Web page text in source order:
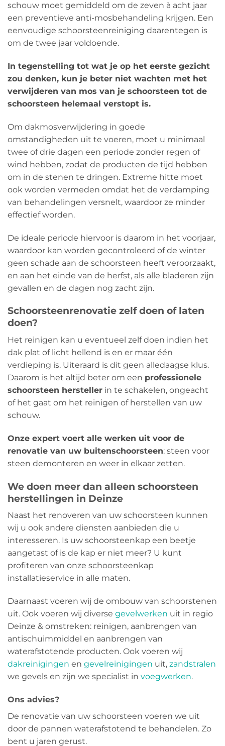
schouw moet gemiddeld om de zeven à acht jaar
een preventieve anti-mosbehandeling krijgen. Een
eenvoudige schoorsteenreiniging daarentegen is
om de twee jaar voldoende.
In tegenstelling tot wat je op het eerste gezicht
zou denken, kun je beter niet wachten met het
verwijderen van mos van je schoorsteen tot de
schoorsteen helemaal verstopt is.
Om dakmosverwijdering in goede
omstandigheden uit te voeren, moet u minimaal
twee of drie dagen een periode zonder regen of
wind hebben, zodat de producten de tijd hebben
om in de stenen te dringen. Extreme hitte moet
ook worden vermeden omdat het de verdamping
van behandelingen versnelt, waardoor ze minder
effectief worden.
De ideale periode hiervoor is daarom in het voorjaar,
waardoor kan worden gecontroleerd of de winter
geen schade aan de schoorsteen heeft veroorzaakt,
en aan het einde van de herfst, als alle bladeren zijn
gevallen en de dagen nog zacht zijn.
Schoorsteenrenovatie zelf doen of laten
doen?
Het reinigen kan u eventueel zelf doen indien het
dak plat of licht hellend is en er maar één
verdieping is. Uiteraard is dit geen alledaagse klus.
Daarom is het altijd beter om een ​​professionele
schoorsteen hersteller in te schakelen, ongeacht
of het gaat om het reinigen of herstellen van uw
schouw.
Onze expert voert alle werken uit voor de
renovatie van uw buitenschoorsteen: steen voor
steen demonteren en weer in elkaar zetten.
We doen meer dan alleen schoorsteen
herstellingen in Deinze
Naast het renoveren van uw schoorsteen kunnen
wij u ook andere diensten aanbieden die u
interesseren. Is uw schoorsteenkap een beetje
aangetast of is de kap er niet meer? U kunt
profiteren van onze schoorsteenkap
installatieservice in alle maten.
Daarnaast voeren wij de ombouw van schoorstenen
uit. Ook voeren wij diverse gevelwerken uit in regio
Deinze & omstreken: reinigen, aanbrengen van
antischuimmiddel en aanbrengen van
waterafstotende producten. Ook voeren wij
dakreinigingen en gevelreinigingen uit, zandstralen
we gevels en zijn we specialist in voegwerken.
Ons advies?
De renovatie van uw schoorsteen voeren we uit
door de pannen waterafstotend te behandelen. Zo
bent u jaren gerust.